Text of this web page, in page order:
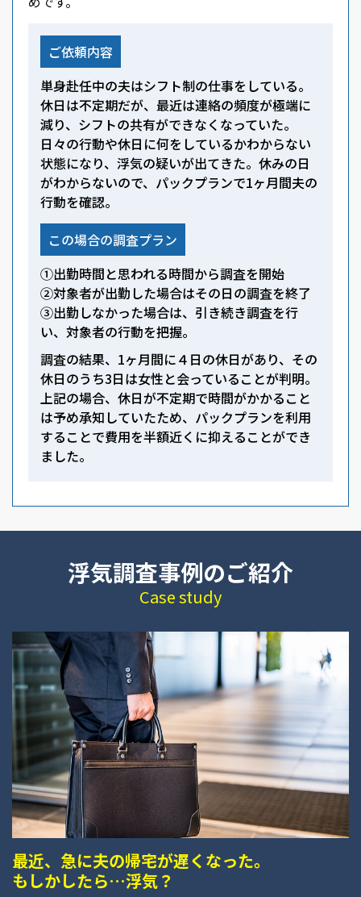
ご依頼内容
単身赴任中の夫はシフト制の仕事をしている。
休日は不定期だが、最近は連絡の頻度が極端に
減り、シフトの共有ができなくなっていた。
日々の行動や休日に何をしているかわからない
状態になり、浮気の疑いが出てきた。休みの日
がわからないので、パックプランで1ヶ月間夫の
行動を確認。
この場合の調査プラン
①出勤時間と思われる時間から調査を開始
②対象者が出勤した場合はその日の調査を終了
③出勤しなかった場合は、引き続き調査を行
い、対象者の行動を把握。
調査の結果、1ヶ月間に４日の休日があり、その
休日のうち3日は女性と会っていることが判明。
上記の場合、休日が不定期で時間がかかること
は予め承知していたため、パックプランを利用
することで費用を半額近くに抑えることができ
ました。
浮気調査事例のご紹介
Case study
最近、急に夫の帰宅が遅くなった。
もしかしたら…浮気？